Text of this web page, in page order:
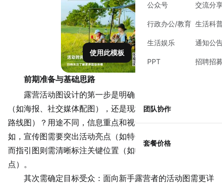
公众号
行政办公/教育
生活娱乐
PPT
交流分
生活科
通知公
招聘招
团队协作
套餐价格
使用此模板
前期准备与基础思路
露营活动图设计的第一步是明确用途：是用于活动宣传
（如海报、社交媒体配图），还是现场指引（如营地布局、
路线图）？用途不同，信息重点和视觉风格会差异较大。例
如，宣传图需要突出活动亮点（如特色项目、时间地点），
而指引图则需清晰标注关键位置（如帐篷区、洗手间、急救
点）。
其次需确定目标受众：面向新手露营者的活动图需更详